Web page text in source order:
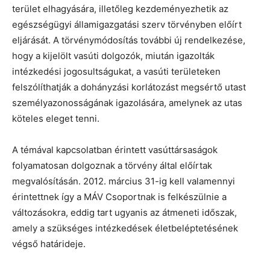
terület elhagyására, illetőleg kezdeményezhetik az
egészségügyi államigazgatási szerv törvényben előírt
eljárását. A törvénymódosítás további új rendelkezése,
hogy a kijelölt vasúti dolgozók, miután igazolták
intézkedési jogosultságukat, a vasúti területeken
felszólíthatják a dohányzási korlátozást megsértő utast
személyazonosságának igazolására, amelynek az utas
köteles eleget tenni.
A témával kapcsolatban érintett vasúttársaságok
folyamatosan dolgoznak a törvény által előírtak
megvalósításán. 2012. március 31-ig kell valamennyi
érintettnek így a MÁV Csoportnak is felkészülnie a
változásokra, eddig tart ugyanis az átmeneti időszak,
amely a szükséges intézkedések életbeléptetésének
végső határideje.